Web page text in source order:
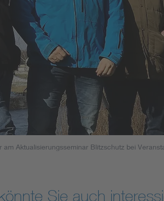
am Aktualisierungsseminar Blitzschutz bei
Sie auch